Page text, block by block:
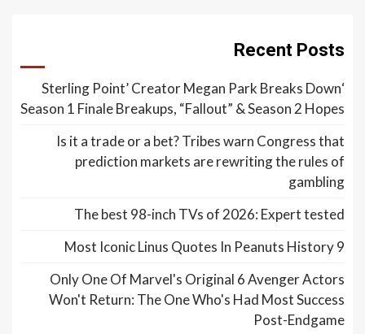
Recent Posts
‘Sterling Point’ Creator Megan Park Breaks Down
Season 1 Finale Breakups, “Fallout” & Season 2 Hopes
Is it a trade or a bet? Tribes warn Congress that
prediction markets are rewriting the rules of
gambling
The best 98-inch TVs of 2026: Expert tested
9 Most Iconic Linus Quotes In Peanuts History
Only One Of Marvel's Original 6 Avenger Actors
Won't Return: The One Who's Had Most Success
Post-Endgame